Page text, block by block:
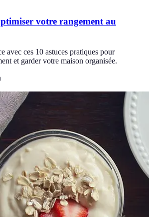
votre rangement au
avec ces 10 astuces pratiques pour
et garder votre maison organisée.